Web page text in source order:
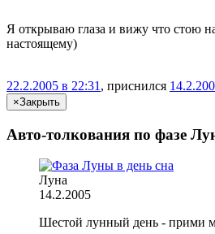
Я открываю глаза и вижу что стою
настоящему)
22.2.2005 в 22:31 , приснился
×Закрыть
Авто-толкования по фазе
Луна
14.2.2005
Шестой лунный день - прими